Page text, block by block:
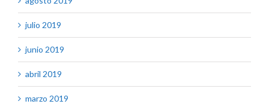
julio 2019
junio 2019
abril 2019
marzo 2019